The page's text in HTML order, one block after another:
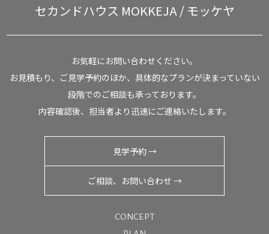
セカンドハウス MOKKEJA / モッケヤ
お気軽にお問い合わせください。
お見積もり、ご見学予約のほか、具体的なプランが決まっていない
段階でのご相談も承っております。
内容確認後、担当者より迅速にご連絡いたします。
見学予約 →
ご相談、お問い合わせ →
CONCEPT